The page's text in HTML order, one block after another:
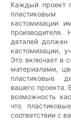
Каждый проект
пластиковым
кастомизации
производителя.
деталей должен
кастомизации,
Это включает в
материалами,
пластиковые
вашего проекта.
возможность
что
соответствии с